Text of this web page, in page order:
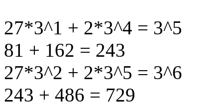
27*3^1 + 2*3^4 = 3^5
81 + 162 = 243
27*3^2 + 2*3^5 = 3^6
243 + 486 = 729